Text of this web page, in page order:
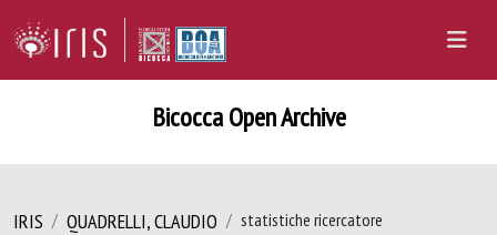
Bicocca Open Archive
IRIS QUADRELLI, CLAUDIO statistiche ricercatore